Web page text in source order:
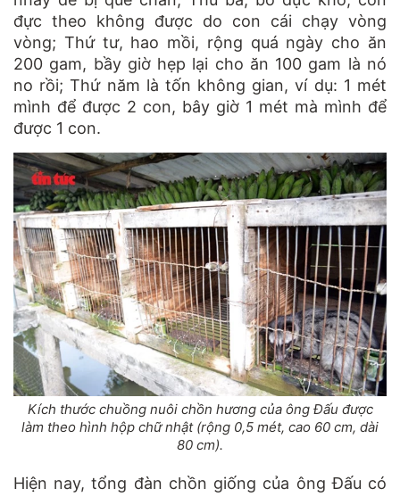
đực theo không được do con cái chạy vòng
vòng; Thứ tư, hao mồi, rộng quá ngày cho ăn
200 gam, bầy giờ hẹp lại cho ăn 100 gam là nó
no rồi; Thứ năm là tốn không gian, ví dụ: 1 mét
mình để được 2 con, bây giờ 1 mét mà mình để
được 1 con.
Kích thước chuồng nuôi chồn hương của ông Đấu được
làm theo hình hộp chữ nhật (rộng 0,5 mét, cao 60 cm, dài
80 cm).
Hiện nay, tổng đàn chồn giống của ông Đấu có